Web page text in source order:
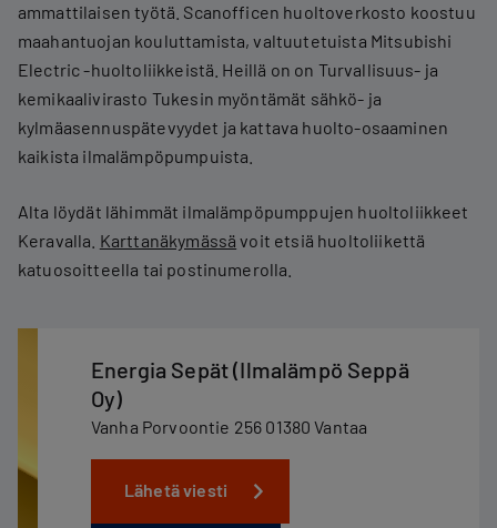
ammattilaisen työtä. Scanofficen huoltoverkosto koostuu
maahantuojan kouluttamista, valtuutetuista Mitsubishi
Electric -huoltoliikkeistä. Heillä on on Turvallisuus- ja
kemikaalivirasto Tukesin myöntämät sähkö- ja
kylmäasennuspätevyydet ja kattava huolto-osaaminen
kaikista ilmalämpöpumpuista.
Alta löydät lähimmät ilmalämpöpumppujen huoltoliikkeet
Keravalla. Karttanäkymässä voit etsiä huoltoliikettä
katuosoitteella tai postinumerolla.
Energia Sepät (Ilmalämpö Seppä
Oy)
Vanha Porvoontie 256 01380 Vantaa
Lähetä viesti